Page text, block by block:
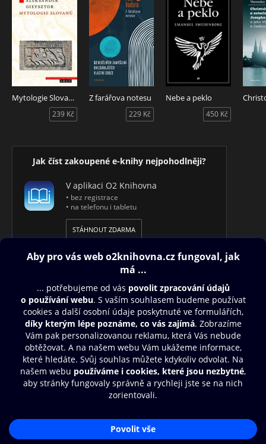
Mytologie Slovanů
239 Kč
Z farářova notesu
229 Kč
Nebe a peklo
450 Kč
Jak číst zakoupené e-knihy nejpohodlněji?
V aplikaci O2 Knihovna
• bez registrace
• na telefonu i tabletu
STÁHNOUT ZDARMA
Obsah ke stažení
Moje O2 Knihovna
Další zábava
Nákupní řád
Přístupnost
Aplikace O2 Knihovna